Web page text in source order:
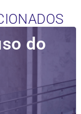
do